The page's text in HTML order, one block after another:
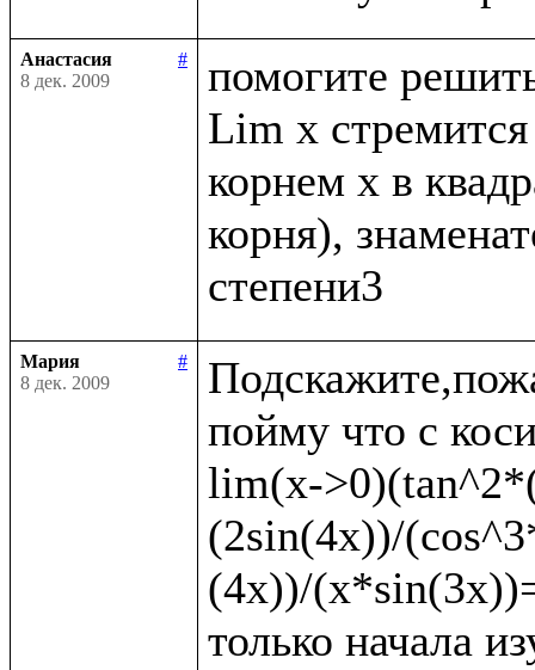
Анастасия
#
8 дек. 2009
помогите
Lim x
корнем x в
корня),
Мария
#
8 дек. 2009
пойму что с
lim(x-
(2sin(4x))/
(4x))/
только начала